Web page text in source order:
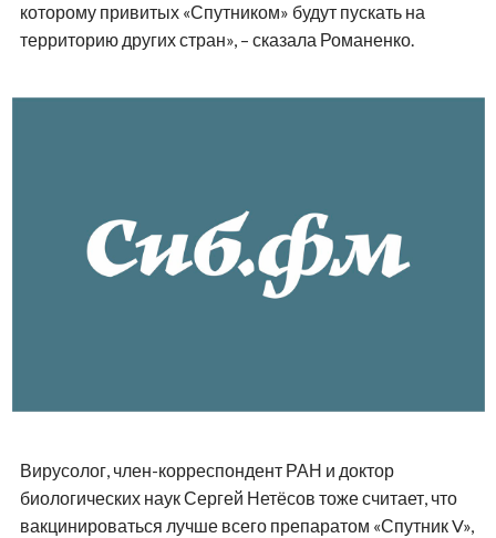
которому привитых «Спутником» будут пускать на
территорию других стран», – сказала Романенко.
Вирусолог, член-корреспондент РАН и доктор
биологических наук Сергей Нетёсов тоже считает, что
вакцинироваться лучше всего препаратом «Спутник V»,